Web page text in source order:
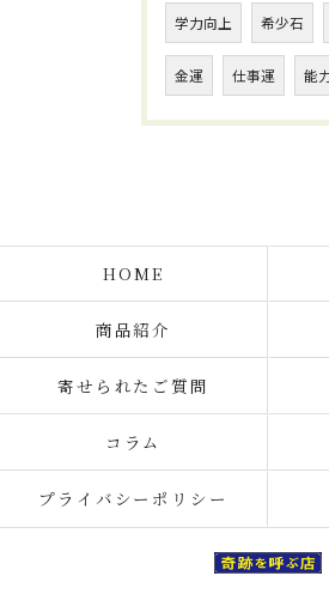
学力向上 希少石
金運 仕事運 能
HOME
商品紹介
寄せられたご質問
コラム
プライバシーポリシー